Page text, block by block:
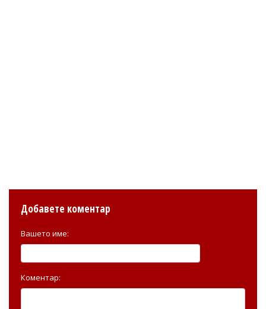
Добавете коментар
Вашето име:
Коментар: